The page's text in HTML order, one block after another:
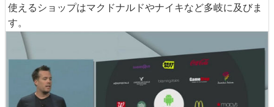
使えるショップはマクドナルドやナイキなど多岐に及びま
す。